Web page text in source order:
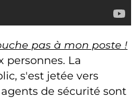
pas à mon poste !
personnes. La
s'est jetée vers
de sécurité sont